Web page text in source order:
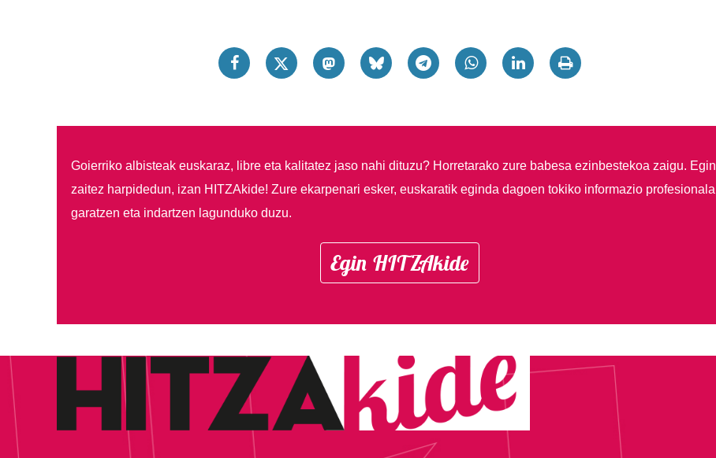
Goierriko albisteak euskaraz, libre eta kalitatez jaso nahi dituzu? Horretarako zure babesa ezinbestekoa zaigu. Egin
zaitez harpidedun, izan HITZAkide! Zure ekarpenari esker, euskaratik eginda dagoen tokiko informazio profesionala
garatzen eta indartzen lagunduko duzu.
Egin HITZAkide